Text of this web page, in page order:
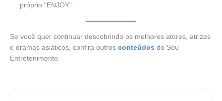
próprio “ENJOY”.
Se você quer continuar descobrindo os melhores atores, atrizes
e dramas asiáticos, confira outros conteúdos do Seu
Entretenimento.